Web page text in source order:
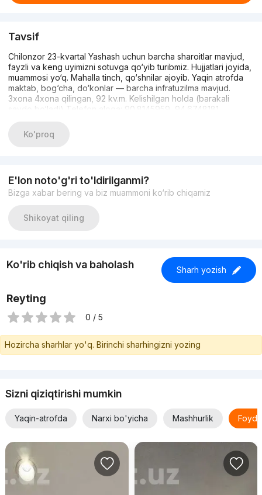
Tavsif
Chilonzor 23-kvartal Yashash uchun barcha sharoitlar mavjud,
fayzli va keng uyimizni sotuvga qo‘yib turibmiz. Hujjatlari joyida,
muammosi yo‘q. Mahalla tinch, qo‘shnilar ajoyib. Yaqin atrofda
maktab, bog‘cha, do‘konlar — barcha infratuzilma mavjud.
3xona 4xona qilingan, 92 kv.m. Kelishilgan holda (barakali
savdo bo‘ladi) Telefon aloqa: 90.8145959, 94.6748181
Ko'proq
E'lon noto'g'ri to'ldirilganmi?
Bizga xabar bering va biz muammoni ko‘rib chiqamiz
Shikoyat qiling
Ko'rib chiqish va baholash Sharh yozish
Reyting
0 / 5
Hozircha sharhlar yo'q. Birinchi sharhingizni yozing
Sizni qiziqtirishi mumkin
Yaqin-atrofda Narxi bo'yicha Mashhurlik